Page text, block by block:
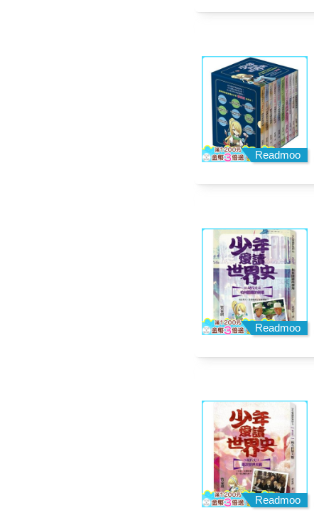
Readmoo
Readmoo
Readmoo